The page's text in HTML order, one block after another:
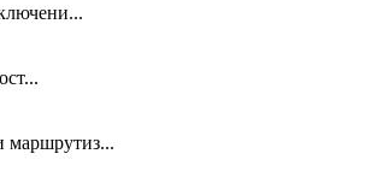
маршрутиз...